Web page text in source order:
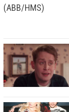
(ABB/HMS)